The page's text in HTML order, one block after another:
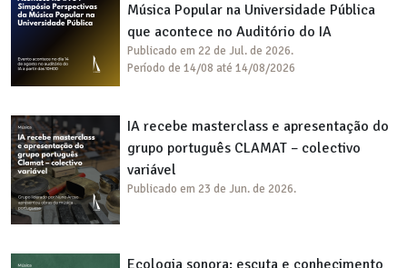
Música Popular na Universidade Pública
que acontece no Auditório do IA
Publicado em 22 de Jul. de 2026.
Período de 14/08 até 14/08/2026
IA recebe masterclass e apresentação do
grupo português CLAMAT – colectivo
variável
Publicado em 23 de Jun. de 2026.
Ecologia sonora: escuta e conhecimento